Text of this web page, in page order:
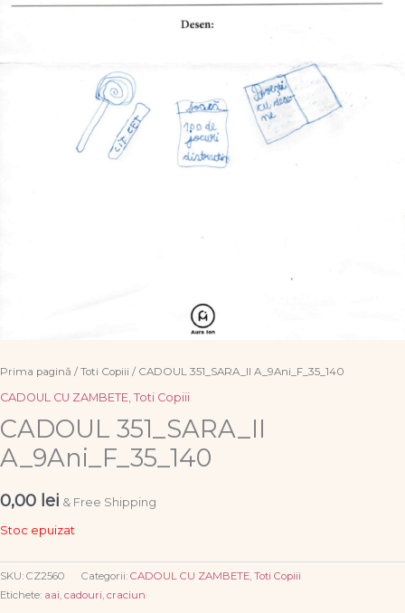
Prima pagină / Toti Copiii / CADOUL 351_SARA_II A_9Ani_F_35_140
CADOUL CU ZAMBETE, Toti Copiii
CADOUL 351_SARA_II
A_9Ani_F_35_140
0,00 lei & Free Shipping
Stoc epuizat
SKU: CZ2560 Categorii: CADOUL CU ZAMBETE, Toti Copiii
Etichete: aai, cadouri, craciun